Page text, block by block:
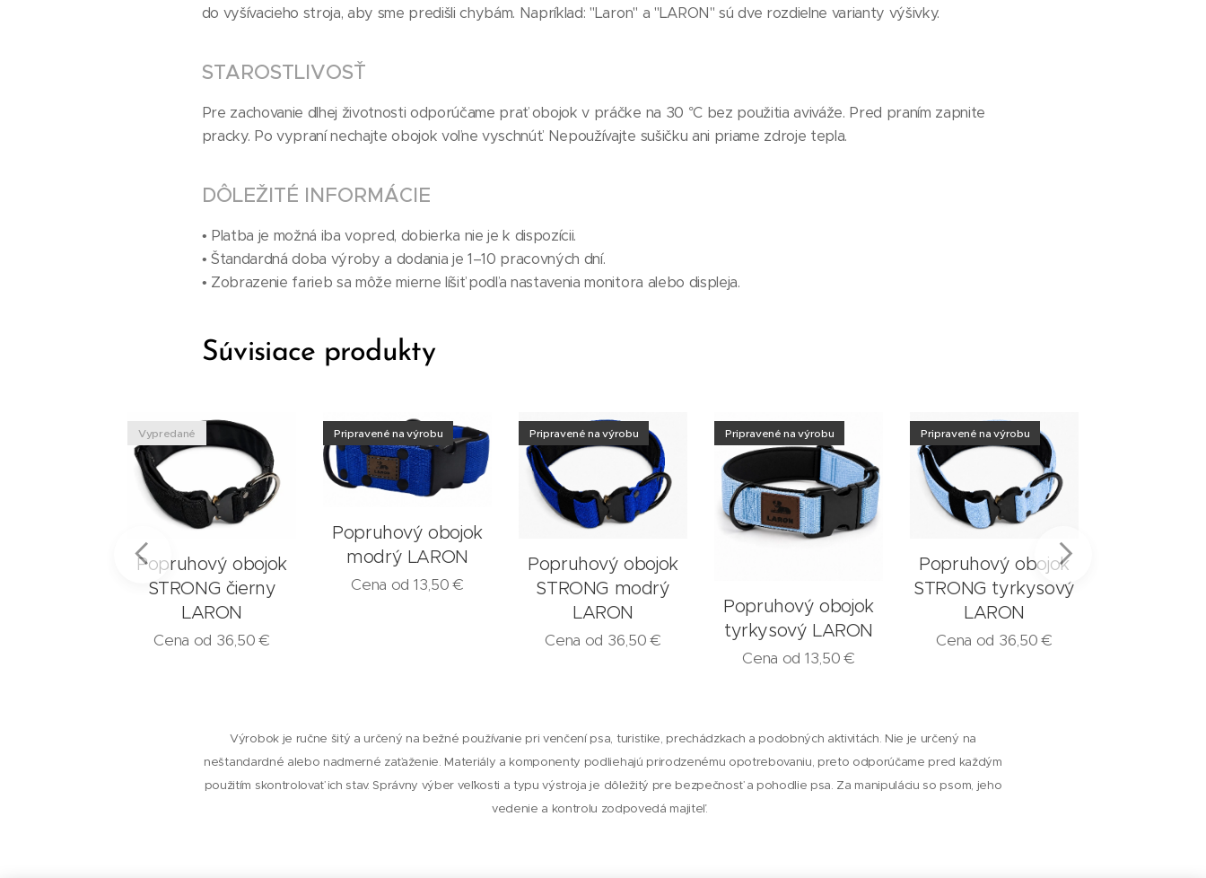
do vyšívacieho stroja, aby sme predišli chybám. Napríklad: "Laron" a "LARON" sú dve rozdielne varianty výšivky.
STAROSTLIVOSŤ
Pre zachovanie dlhej životnosti odporúčame prať obojok v práčke na 30 °C bez použitia aviváže. Pred praním zapnite
pracky. Po vypraní nechajte obojok voľne vyschnúť. Nepoužívajte sušičku ani priame zdroje tepla.
DÔLEŽITÉ INFORMÁCIE
• Platba je možná iba vopred, dobierka nie je k dispozícii.
• Štandardná doba výroby a dodania je 1–10 pracovných dní.
• Zobrazenie farieb sa môže mierne líšiť podľa nastavenia monitora alebo displeja.
Súvisiace produkty
Popruhový obojok
STRONG čierny
LARON
Vypredané
Cena od 36,50€
Popruhový obojok
modrý LARON
Pripravené na výrobu
Cena od 13,50€
Popruhový obojok
STRONG modrý
LARON
Pripravené na výrobu
Cena od 36,50€
Popruhový obojok
tyrkysový LARON
Pripravené na výrobu
Cena od 13,50€
Popruhový obojok
STRONG tyrkysový
LARON
Pripravené na výrobu
Cena od 36,50€
Výrobok je ručne šitý a určený na bežné používanie pri venčení psa, turistike, prechádzkach a podobných aktivitách. Nie je určený na
neštandardné alebo nadmerné zaťaženie. Materiály a komponenty podliehajú prirodzenému opotrebovaniu, preto odporúčame pred každým
použitím skontrolovať ich stav. Správny výber veľkosti a typu výstroja je dôležitý pre bezpečnosť a pohodlie psa. Za manipuláciu so psom, jeho
vedenie a kontrolu zodpovedá majiteľ.